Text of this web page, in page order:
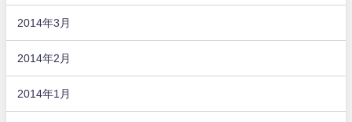
2014年3月
2014年2月
2014年1月